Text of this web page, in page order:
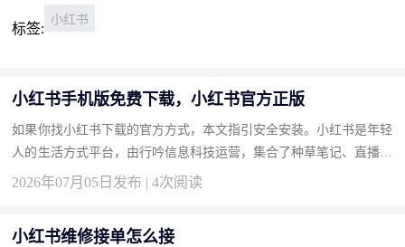
标签:
小红书
小红书手机版免费下载，小红书官方正版
如果你找小红书下载的官方方式，本文指引安全安装。小红书是年轻
人的生活方式平台，由行吟信息科技运营，集合了种草笔记、直播和
商城。按此获取正版，发现美好生活。 下载地址：小红书官方下
2026年07月05日发布 | 4次阅读
小红书维修接单怎么接